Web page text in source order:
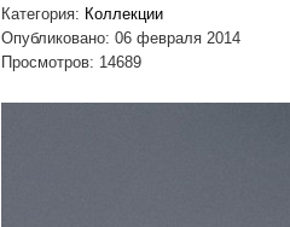
Категория: Коллекции
Опубликовано: 06 февраля 2014
Просмотров: 14689